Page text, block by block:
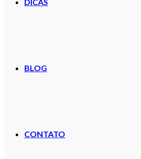
BLOG
CONTATO